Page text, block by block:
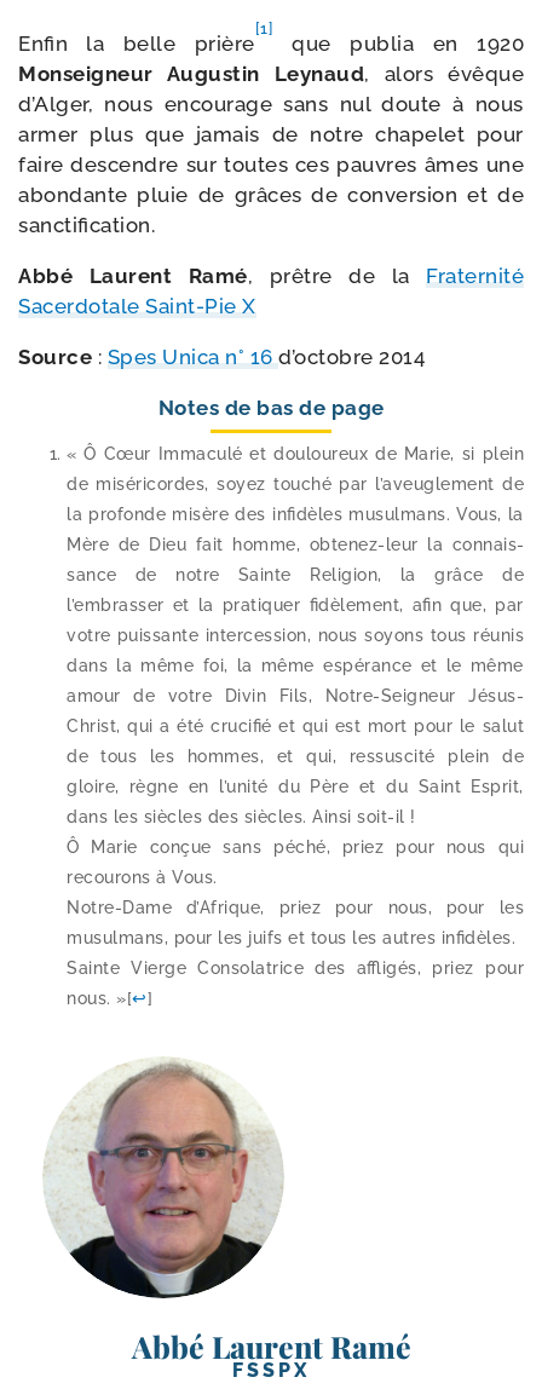
Enfin la belle prière
[1]
que publia en 1920
Monseigneur Augustin Leynaud, alors évêque
d’Alger, nous encou­rage sans nul doute à nous
armer plus que jamais de notre cha­pe­let pour
faire des­cendre sur toutes ces pauvres âmes une
abon­dante pluie de grâces de conver­sion et de
sanctification.
Abbé Laurent Ramé, prêtre de la Fraternité
Sacerdotale Saint-​Pie X
Source : Spes Unica n° 16d’oc­tobre 2014
Notes de bas de page
« Ô Cœur Immaculé et dou­lou­reux de Marie, si plein
de misé­ri­cordes, soyez tou­ché par l’a­veu­gle­ment de
la pro­fonde misère des infi­dèles musul­mans. Vous, la
Mère de Dieu fait homme, obtenez-​leur la connais­
sance de notre Sainte Religion, la grâce de
l’embrasser et la pra­ti­quer fidè­le­ment, afin que, par
votre puis­sante inter­ces­sion, nous soyons tous réunis
dans la même foi, la même espé­rance et le même
amour de votre Divin Fils, Notre-​Seigneur Jésus-​
Christ, qui a été cru­ci­fié et qui est mort pour le salut
de tous les hommes, et qui, res­sus­ci­té plein de
gloire, règne en l’u­ni­té du Père et du Saint Esprit,
dans les siècles des siècles. Ainsi soit-​il !
Ô Marie conçue sans péché, priez pour nous qui
recou­rons à Vous.
Notre-​Dame d’Afrique, priez pour nous, pour les
musul­mans, pour les juifs et tous les autres infi­dèles.
Sainte Vierge Consolatrice des affli­gés, priez pour
nous. »[↩]
Abbé Laurent Ramé
FSSPX